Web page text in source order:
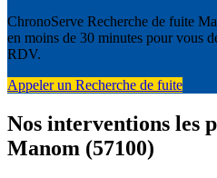
ChronoServe Recherche de fuite
en moins de 30 minutes pour vous
RDV.
Appeler un Recherche de fuite
Nos interventions les
Manom (57100)